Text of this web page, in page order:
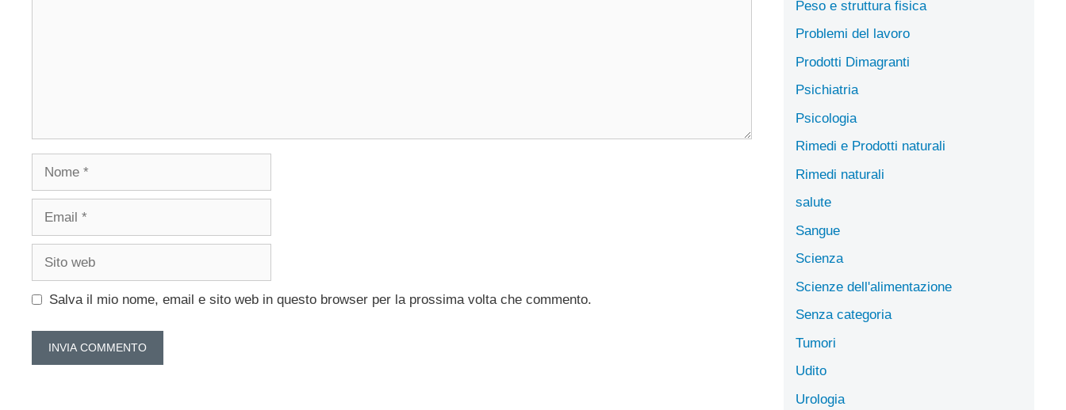
Nome
Email
Sito
Salva il mio nome, email e sito web in questo browser per la prossima volta che commento.
Peso e struttura fisica
Problemi del lavoro
Prodotti Dimagranti
Psichiatria
Psicologia
Rimedi e Prodotti naturali
Rimedi naturali
salute
Sangue
Scienza
Scienze dell'alimentazione
Senza categoria
Tumori
Udito
Urologia